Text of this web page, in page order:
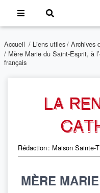
Accueil / Liens utiles/ Archives
/ Mère Marie du Saint-Esprit, à
français
LA
Rédaction : Maison Sainte-
MÈRE